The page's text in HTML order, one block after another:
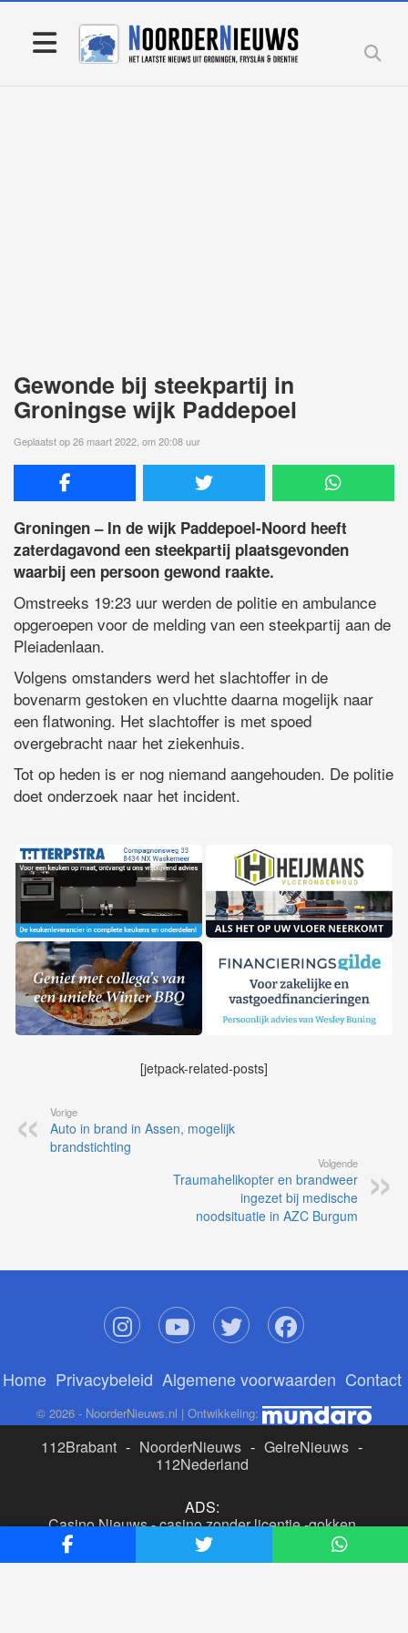
Gewonde bij steekpartij in
Groningse wijk Paddepoel
Geplaatst op 26 maart 2022, om 20:08 uur
Groningen – In de wijk Paddepoel-Noord heeft
zaterdagavond een steekpartij plaatsgevonden
waarbij een persoon gewond raakte.
Omstreeks 19:23 uur werden de politie en ambulance
opgeroepen voor de melding van een steekpartij aan de
Pleiadenlaan.
Volgens omstanders werd het slachtoffer in de
bovenarm gestoken en vluchtte daarna mogelijk naar
een flatwoning. Het slachtoffer is met spoed
overgebracht naar het ziekenhuis.
Tot op heden is er nog niemand aangehouden. De politie
doet onderzoek naar het incident.
[jetpack-related-posts]
Vorige
Auto in brand in Assen, mogelijk
brandstichting
Volgende
Traumahelikopter en brandweer
ingezet bij medische
noodsituatie in AZC Burgum
Home Privacybeleid Algemene voorwaarden Contact
© 2026 - NoorderNieuws.nl | Ontwikkeling:
112Brabant - NoorderNieuws - GelreNieuws -
112Nederland
ADS:
Casino Nieuws-casino zonder licentie-gokken
buitenlandse site
beste online casino nederland